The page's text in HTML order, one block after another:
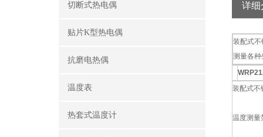
切断式热电偶
贴片K型热电偶
抗磨电热偶
温度表
热套式温度计
详细
装配式
测量各
装配式不
温度测量